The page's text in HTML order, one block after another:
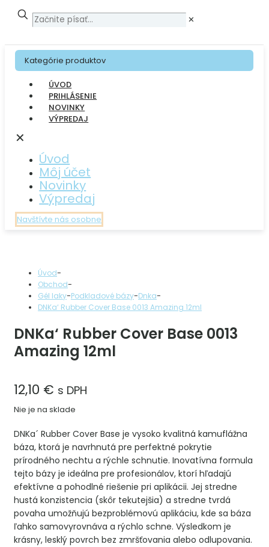
✕
Kategórie produktov
ÚVOD
PRIHLÁSENIE
NOVINKY
VÝPREDAJ
✕
Úvod
Môj účet
Novinky
Výpredaj
Navštívte nás osobne
Úvod-
Obchod-
Gél laky-Podkladové bázy-Dnka-
DNKa‘ Rubber Cover Base 0013 Amazing 12ml
DNKa‘ Rubber Cover Base 0013
Amazing 12ml
12,10 € s DPH
Nie je na sklade
DNKa´ Rubber Cover Base je vysoko kvalitná kamuflážna
báza, ktorá je navrhnutá pre perfektné pokrytie
prírodného nechtu a rýchle schnutie. Inovatívna formula
tejto bázy je ideálna pre profesionálov, ktorí hľadajú
efektívne a pohodlné riešenie pri aplikácii. Jej stredne
hustá konzistencia (skôr tekutejšia) a stredne tvrdá
povaha umožňujú bezproblémovú aplikáciu, kde sa báza
ľahko samovyrovnáva a rýchlo schne. Výsledkom je
krásny, lesklý povrch bez zmršťovania alebo odlupovania.